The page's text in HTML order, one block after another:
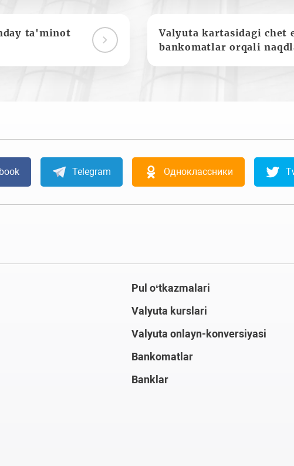
ta'minot
Valyuta kartasidagi chet
bankomatlar orqali
Telegram Одноклассники
Pul o‘tkazmalari
Valyuta kurslari
Valyuta onlayn-konversiyasi
Bankomatlar
Banklar